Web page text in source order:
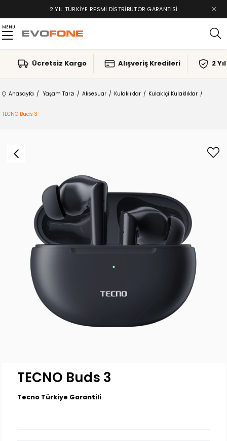
2 YIL TÜRKIYE RESMI DISTRIBÜTÖR GARANTISI ×
MENU
Ücretsiz Kargo Alışveriş Kredileri 2
Anasayfa Yaşam Tarzı Aksesuar Kulaklıklar Kulak İçi Kulaklıklar
TECNO Buds 3
TECNO Buds 3
Tecno Türkiye Garantili